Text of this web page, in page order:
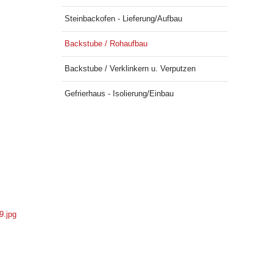
Steinbackofen - Lieferung/Aufbau
Backstube / Rohaufbau
Backstube / Verklinkern u. Verputzen
Gefrierhaus - Isolierung/Einbau